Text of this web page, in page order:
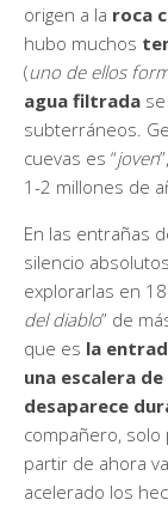
origen a la roca
hubo muchos
(uno de ellos
agua filtrada
subterráneos.
cuevas es “joven
1-2 millones de
En las entrañas
silencio
explorarlas en
del diablo” de
que es la
una escalera
desaparece
compañero, solo
partir de ahora
acelerado los